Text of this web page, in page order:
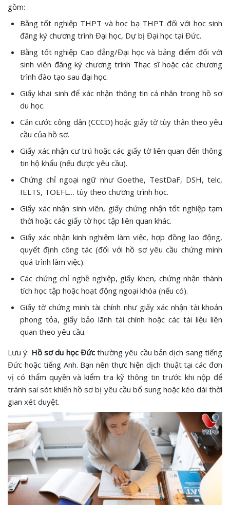
gồm:
Bằng tốt nghiệp THPT và học bạ THPT đối với học sinh
đăng ký chương trình Đại học, Dự bị Đại học tại Đức.
Bằng tốt nghiệp Cao đẳng/Đại học và bảng điểm đối với
sinh viên đăng ký chương trình Thạc sĩ hoặc các chương
trình đào tạo sau đại học.
Giấy khai sinh để xác nhận thông tin cá nhân trong hồ sơ
du học.
Căn cước công dân (CCCD) hoặc giấy tờ tùy thân theo yêu
cầu của hồ sơ.
Giấy xác nhận cư trú hoặc các giấy tờ liên quan đến thông
tin hộ khẩu (nếu được yêu cầu).
Chứng chỉ ngoại ngữ như Goethe, TestDaF, DSH, telc,
IELTS, TOEFL… tùy theo chương trình học.
Giấy xác nhận sinh viên, giấy chứng nhận tốt nghiệp tạm
thời hoặc các giấy tờ học tập liên quan khác.
Giấy xác nhận kinh nghiệm làm việc, hợp đồng lao động,
quyết định công tác (đối với hồ sơ yêu cầu chứng minh
quá trình làm việc).
Các chứng chỉ nghề nghiệp, giấy khen, chứng nhận thành
tích học tập hoặc hoạt động ngoại khóa (nếu có).
Giấy tờ chứng minh tài chính như giấy xác nhận tài khoản
phong tỏa, giấy bảo lãnh tài chính hoặc các tài liệu liên
quan theo yêu cầu.
Lưu ý: Hồ sơ du học Đứcthường yêu cầu bản dịch sang tiếng
Đức hoặc tiếng Anh. Bạn nên thực hiện dịch thuật tại các đơn
vị có thẩm quyền và kiểm tra kỹ thông tin trước khi nộp để
tránh sai sót khiến hồ sơ bị yêu cầu bổ sung hoặc kéo dài thời
gian xét duyệt.